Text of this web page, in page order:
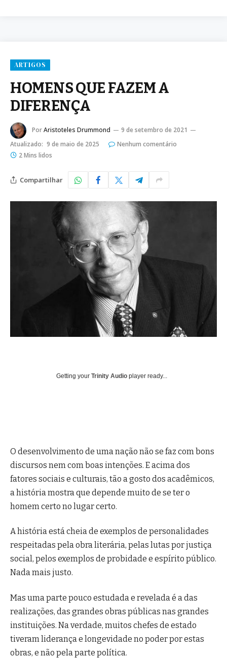
ARTIGOS
HOMENS QUE FAZEM A
DIFERENÇA
PorAristoteles Drummond
9 de setembro de 2021
Atualizado: 9 de maio de 2025
Nenhum comentário
2 Mins lidos
Compartilhar
Getting your Trinity Audio player ready...
O desenvolvimento de uma nação não se faz com bons
discursos nem com boas intenções. E acima dos
fatores sociais e culturais, tão a gosto dos acadêmicos,
a história mostra que depende muito de se ter o
homem certo no lugar certo.
A história está cheia de exemplos de personalidades
respeitadas pela obra literária, pelas lutas por justiça
social, pelos exemplos de probidade e espírito público.
Nada mais justo.
Mas uma parte pouco estudada e revelada é a das
realizações, das grandes obras públicas nas grandes
instituições. Na verdade, muitos chefes de estado
tiveram liderança e longevidade no poder por estas
obras, e não pela parte política.